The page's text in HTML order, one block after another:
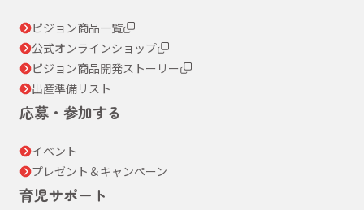
ピジョン商品一覧
公式オンラインショップ
ピジョン商品開発ストーリー
出産準備リスト
応募・参加する
イベント
プレゼント＆キャンペーン
育児サポート